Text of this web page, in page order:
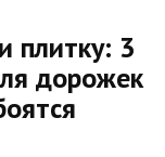
плитку: 3
дорожек